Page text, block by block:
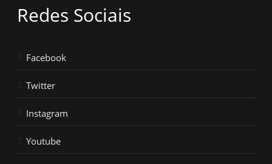
Redes Sociais
Facebook
Twitter
Instagram
Youtube